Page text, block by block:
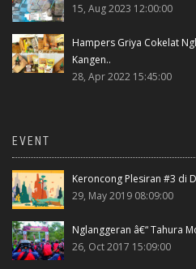
15, Aug 2023 12:00:00
Hampers Griya Cokelat
Kangen..
28, Apr 2022 15:45:00
EVENT
Keroncong Plesiran #3 di
29, May 2019 08:09:00
Nglanggeran â€“ Tahura
26, Oct 2017 15:09:00